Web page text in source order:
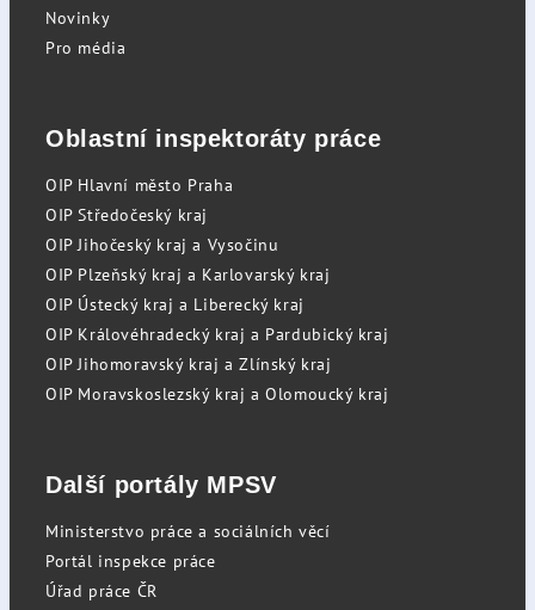
Novinky
Pro média
Oblastní inspektoráty práce
OIP Hlavní město Praha
OIP Středočeský kraj
OIP Jihočeský kraj a Vysočinu
OIP Plzeňský kraj a Karlovarský kraj
OIP Ústecký kraj a Liberecký kraj
OIP Královéhradecký kraj a Pardubický kraj
OIP Jihomoravský kraj a Zlínský kraj
OIP Moravskoslezský kraj a Olomoucký kraj
Další portály MPSV
Ministerstvo práce a sociálních věcí
Portál inspekce práce
Úřad práce ČR